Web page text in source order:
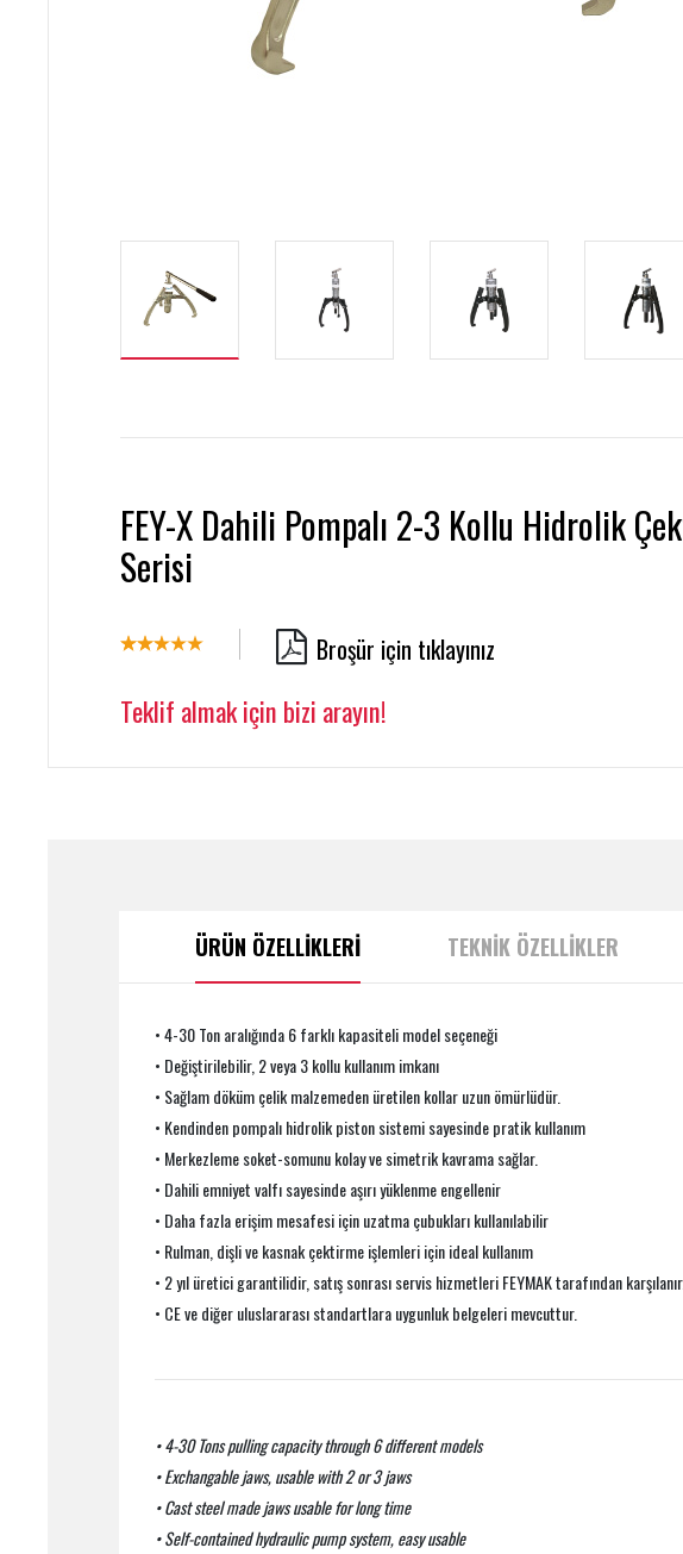
FEY-X Dahili Pompalı 2-3 Kollu Hidrolik
Serisi
Broşür için tıklayınız
Teklif almak için bizi arayın!
ÜRÜN ÖZELLİKLERİ TEKNİK ÖZELLİKLER
• 4-30 Ton aralığında 6 farklı kapasiteli model seçeneği
• Değiştirilebilir, 2 veya 3 kollu kullanım imkanı
• Sağlam döküm çelik malzemeden üretilen kollar uzun ömürlüdür.
• Kendinden pompalı hidrolik piston sistemi sayesinde pratik kullanım
• Merkezleme soket-somunu kolay ve simetrik kavrama sağlar.
• Dahili emniyet valfı sayesinde aşırı yüklenme engellenir
• Daha fazla erişim mesafesi için uzatma çubukları kullanılabilir
• Rulman, dişli ve kasnak çektirme işlemleri için ideal kullanım
• 2 yıl üretici garantilidir, satış sonrası servis hizmetleri FEYMAK tarafından karşılanır.
• CE ve diğer uluslararası standartlara uygunluk belgeleri mevcuttur.
• 4-30 Tons pulling capacity through 6 different models
• Exchangable jaws, usable with 2 or 3 jaws
• Cast steel made jaws usable for long time
• Self-contained hydraulic pump system, easy usable